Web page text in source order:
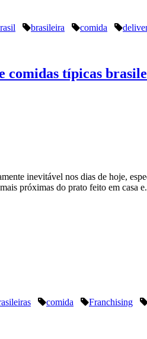
brasileira comida
comidas típicas
inevitável nos dias de hoje,
próximas do prato feito em casa
comida Franchising